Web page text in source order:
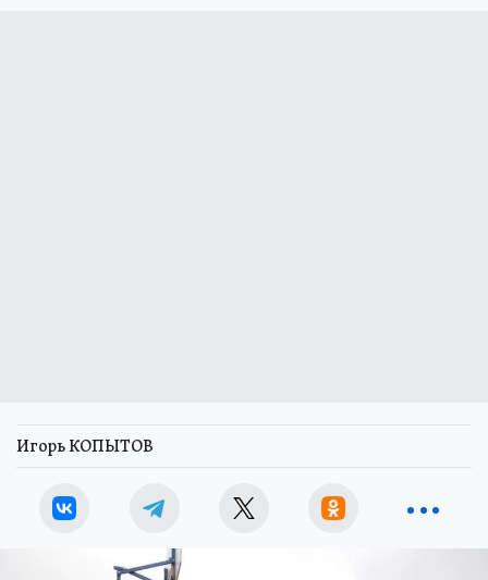
Игорь КОПЫТОВ